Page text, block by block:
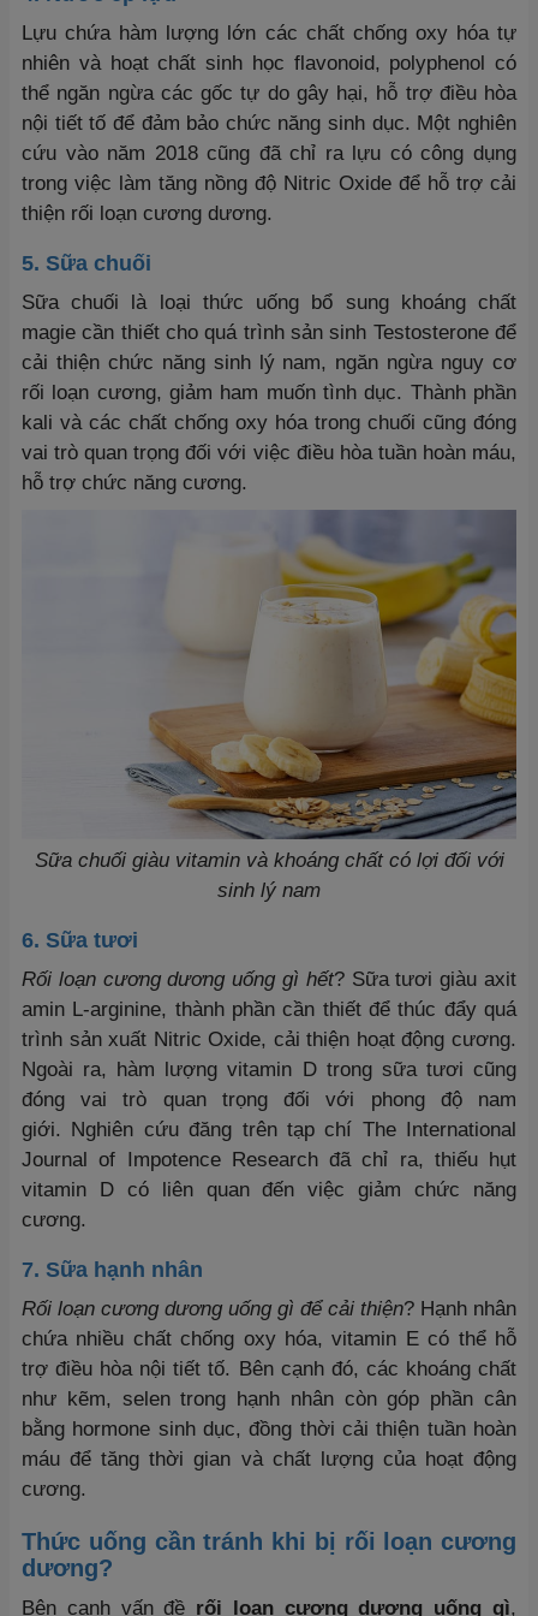
Lựu chứa hàm lượng lớn các chất chống oxy hóa tự
nhiên và hoạt chất sinh học flavonoid, polyphenol có
thể ngăn ngừa các gốc tự do gây hại, hỗ trợ điều hòa
nội tiết tố để đảm bảo chức năng sinh dục. Một nghiên
cứu vào năm 2018 cũng đã chỉ ra lựu có công dụng
trong việc làm tăng nồng độ Nitric Oxide để hỗ trợ cải
thiện rối loạn cương dương.
5. Sữa chuối
Sữa chuối là loại thức uống bổ sung khoáng chất
magie cần thiết cho quá trình sản sinh Testosterone để
cải thiện chức năng sinh lý nam, ngăn ngừa nguy cơ
rối loạn cương, giảm ham muốn tình dục. Thành phần
kali và các chất chống oxy hóa trong chuối cũng đóng
vai trò quan trọng đối với việc điều hòa tuần hoàn máu,
hỗ trợ chức năng cương.
Sữa chuối giàu vitamin và khoáng chất có lợi đối với
sinh lý nam
6. Sữa tươi
Rối loạn cương dương uống gì hết? Sữa tươi giàu axit
amin L-arginine, thành phần cần thiết để thúc đẩy quá
trình sản xuất Nitric Oxide, cải thiện hoạt động cương.
Ngoài ra, hàm lượng vitamin D trong sữa tươi cũng
đóng vai trò quan trọng đối với phong độ nam
giới. Nghiên cứu đăng trên tạp chí The International
Journal of Impotence Research đã chỉ ra, thiếu hụt
vitamin D có liên quan đến việc giảm chức năng
cương.
7. Sữa hạnh nhân
Rối loạn cương dương uống gì để cải thiện? Hạnh nhân
chứa nhiều chất chống oxy hóa, vitamin E có thể hỗ
trợ điều hòa nội tiết tố. Bên cạnh đó, các khoáng chất
như kẽm, selen trong hạnh nhân còn góp phần cân
bằng hormone sinh dục, đồng thời cải thiện tuần hoàn
máu để tăng thời gian và chất lượng của hoạt động
cương.
Thức uống cần tránh khi bị rối loạn cương
dương?
Bên cạnh vấn đề rối loạn cương dương uống gì,